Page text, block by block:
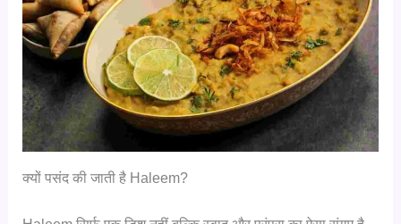
क्यों पसंद की जाती है Haleem?